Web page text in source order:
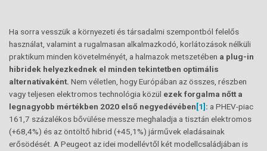
Ha sorra vesszük a környezeti és társadalmi szempontból felelős
használat, valamint a rugalmasan alkalmazkodó, korlátozások nélküli
praktikum minden követelményét, a halmazok metszetében a plug-in
hibridek helyezkednek el minden tekintetben optimális
alternatívaként. Nem véletlen, hogy Európában az összes, részben
vagy teljesen elektromos technológia közül ezek forgalma nőtt a
legnagyobb mértékben 2020 első negyedévében [1] : a PHEV-piac
161,7 százalékos bővülése messze meghaladja a tisztán elektromos
(+68,4%) és az öntöltő hibrid (+45,1%) járművek eladásainak
erősödését. A Peugeot az idei modellévtől két modellcsaládjában is